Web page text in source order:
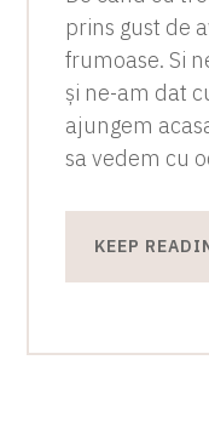
prins gust de
frumoase. Si
și ne-am dat
ajungem
sa vedem cu
KEEP